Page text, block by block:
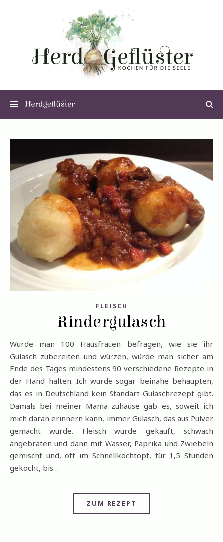
FLEISCH
Rindergulasch
Würde man 100 Hausfrauen befragen, wie sie ihr
Gulasch zubereiten und würzen, würde man sicher am
Ende des Tages mindestens 90 verschiedene Rezepte in
der Hand halten. Ich würde sogar beinahe behaupten,
das es in Deutschland kein Standart-Gulaschrezept gibt.
Damals bei meiner Mama zuhause gab es, soweit ich
mich daran erinnern kann, immer Gulasch, das aus Pulver
gemacht wurde. Fleisch wurde gekauft, schwach
angebraten und dann mit Wasser, Paprika und Zwiebeln
gemischt und, oft im Schnellkochtopf, für 1,5 Stunden
gekocht, bis…
ZUM REZEPT